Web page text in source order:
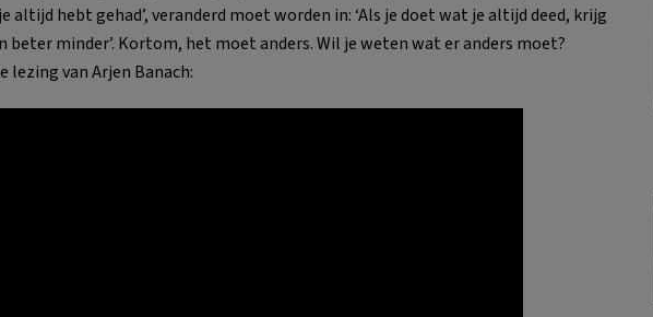
altijd hebt gehad’, veranderd moet worden in: ‘Als je doet wat je altijd deed, krijg
beter minder’. Kortom, het moet anders. Wil je weten wat er anders moet?
lezing van Arjen Banach: